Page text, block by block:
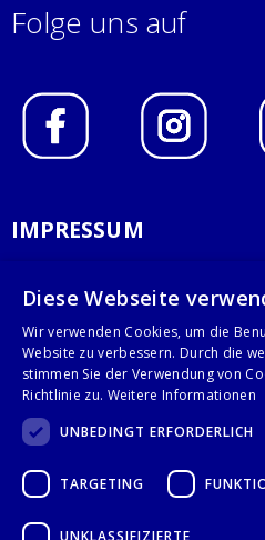
Folge uns auf
IMPRESSUM
AGB
KONTAKT
Stalgast GmbH
28359 Bremen
Diese Webseite
Wir verwenden Cookies, um die
Website zu verbessern. Durch die
stimmen Sie der Verwendung von
Richtlinie zu. Weitere Informationen
UNBEDINGT ERFORDERLICH
TARGETING
UNKLASSIFIZIERTE